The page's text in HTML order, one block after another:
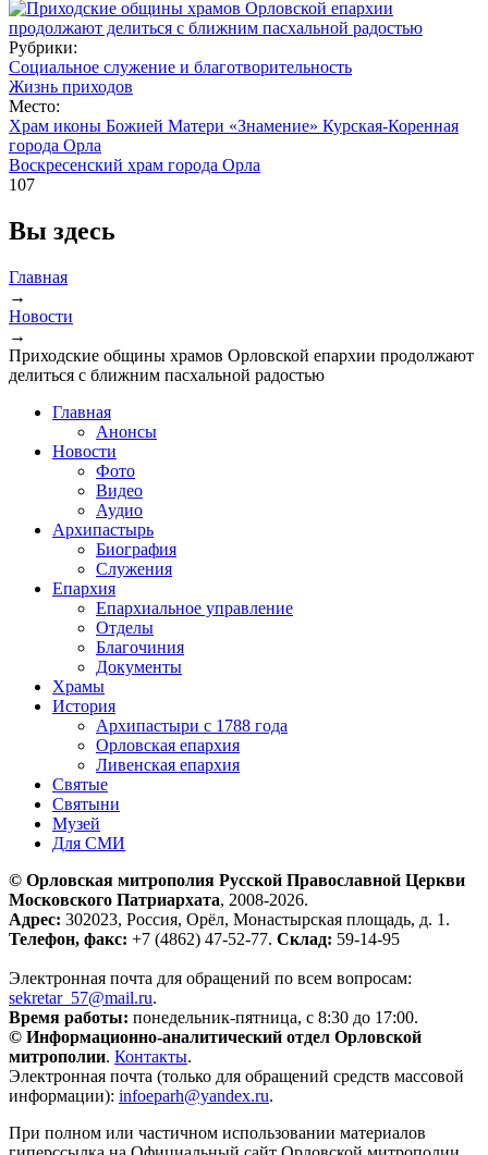
Рубрики:
Социальное служение и благотворительность
Жизнь приходов
Место:
Храм иконы Божией Матери «Знамение» Курская-Коренная
города Орла
Воскресенский храм города Орла
107
Вы здесь
Главная
→
Новости
→
Приходские общины храмов Орловской епархии продолжают
делиться с ближним пасхальной радостью
Главная
Анонсы
Новости
Фото
Видео
Аудио
Архипастырь
Биография
Служения
Епархия
Епархиальное управление
Отделы
Благочиния
Документы
Храмы
История
Архипастыри с 1788 года
Орловская епархия
Ливенская епархия
Святые
Святыни
Музей
Для СМИ
© Орловская митрополия Русской Православной Церкви
Московского Патриархата, 2008-2026.
Адрес: 302023, Россия, Орёл, Монастырская площадь, д. 1.
Телефон, факс: +7 (4862) 47-52-77. Склад: 59-14-95
Электронная почта для обращений по всем вопросам:
sekretar_57@mail.ru.
Время работы: понедельник-пятница, с 8:30 до 17:00.
© Информационно-аналитический отдел Орловской
митрополии. Контакты.
Электронная почта (только для обращений средств массовой
информации): infoeparh@yandex.ru.
При полном или частичном использовании материалов